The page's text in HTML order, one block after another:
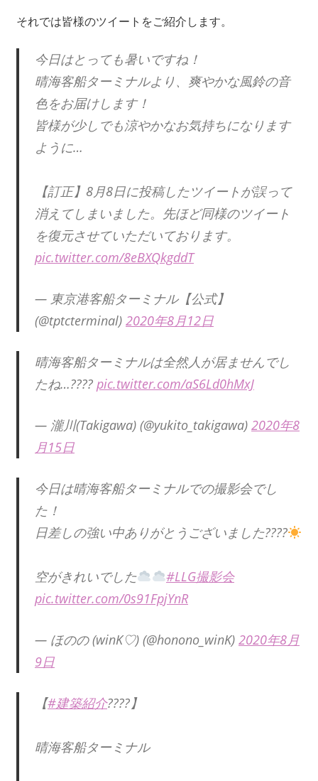
それでは皆様のツイートをご紹介します。
今日はとっても暑いですね！
晴海客船ターミナルより、爽やかな風鈴の音
色をお届けします！
皆様が少しでも涼やかなお気持ちになります
ように…
【訂正】8月8日に投稿したツイートが誤って
消えてしまいました。先ほど同様のツイート
を復元させていただいております。
pic.twitter.com/8eBXQkgddT
— 東京港客船ターミナル【公式】
(@tptcterminal) 2020年8月12日
晴海客船ターミナルは全然人が居ませんでし
たね…???? pic.twitter.com/aS6Ld0hMxJ
— 瀧川(Takigawa) (@yukito_takigawa) 2020年8
月15日
今日は晴海客船ターミナルでの撮影会でし
た！
日差しの強い中ありがとうございました????
空がきれいでした
#LLG撮影会
pic.twitter.com/0s91FpjYnR
— ほのの (winK♡) (@honono_winK) 2020年8月
9日
【#建築紹介????】
晴海客船ターミナル